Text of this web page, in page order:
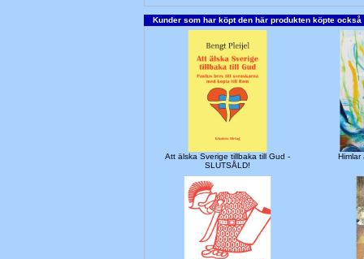
Kunder som har köpt den här produkten köpte också
Att älska Sverige tillbaka till Gud -
SLUTSÅLD!
Himlar